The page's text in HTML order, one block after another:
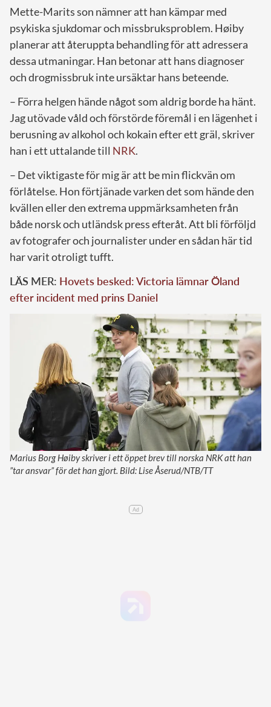
Mette-Marits son nämner att han kämpar med
psykiska sjukdomar och missbruksproblem. Høiby
planerar att återuppta behandling för att adressera
dessa utmaningar. Han betonar att hans diagnoser
och drogmissbruk inte ursäktar hans beteende.
– Förra helgen hände något som aldrig borde ha hänt.
Jag utövade våld och förstörde föremål i en lägenhet i
berusning av alkohol och kokain efter ett gräl, skriver
han i ett uttalande till NRK.
– Det viktigaste för mig är att be min flickvän om
förlåtelse. Hon förtjänade varken det som hände den
kvällen eller den extrema uppmärksamheten från
både norsk och utländsk press efteråt. Att bli förföljd
av fotografer och journalister under en sådan här tid
har varit otroligt tufft.
LÄS MER: Hovets besked: Victoria lämnar Öland
efter incident med prins Daniel
Marius Borg Høiby skriver i ett öppet brev till norska NRK att han
”tar ansvar” för det han gjort. Bild: Lise Åserud/NTB/TT
Ad